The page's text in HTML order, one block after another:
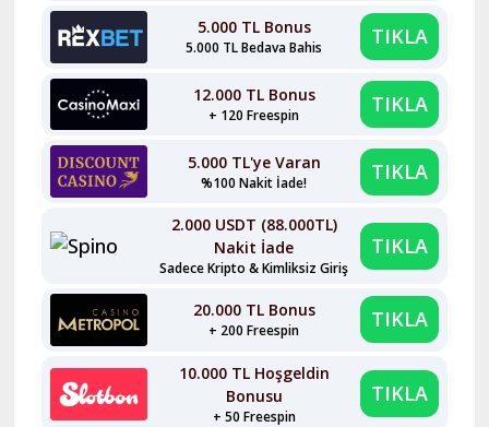
5.000 TL Bonus
5.000 TL Bedava Bahis TIKLA
12.000 TL Bonus
+ 120 Freespin TIKLA
5.000 TL'ye Varan
%100 Nakit İade! TIKLA
2.000 USDT (88.000TL)
Nakit İade
Sadece Kripto & Kimliksiz Giriş
TIKLA
20.000 TL Bonus
+ 200 Freespin TIKLA
10.000 TL Hoşgeldin
Bonusu
+ 50 Freespin
TIKLA